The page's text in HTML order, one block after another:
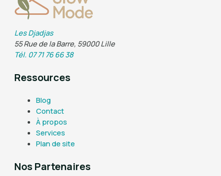
Les Djadjas
55 Rue de la Barre, 59000 Lille
Tél. 07 71 76 66 38
Ressources
Blog
Contact
À propos
Services
Plan de site
Nos Partenaires